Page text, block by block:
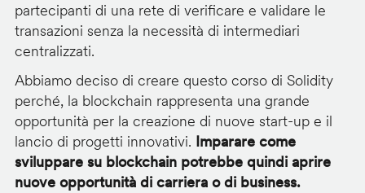
partecipanti di una rete di verificare e validare le
transazioni senza la necessità di intermediari
centralizzati.
Abbiamo deciso di creare questo corso di Solidity
perché, la blockchain rappresenta una grande
opportunità per la creazione di nuove start-up e il
lancio di progetti innovativi. Imparare come
sviluppare su blockchain potrebbe quindi aprire
nuove opportunità di carriera o di business.